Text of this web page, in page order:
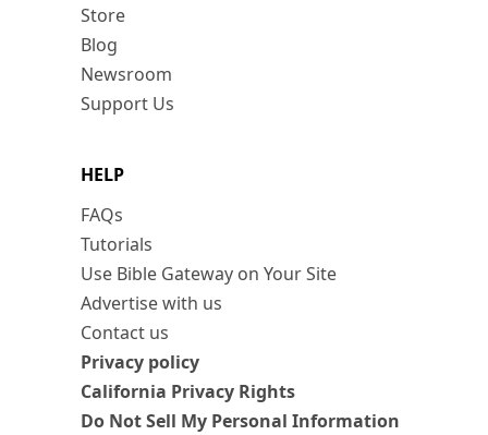
Store
Blog
Newsroom
Support Us
HELP
FAQs
Tutorials
Use Bible Gateway on Your Site
Advertise with us
Contact us
Privacy policy
California Privacy Rights
Do Not Sell My Personal Information